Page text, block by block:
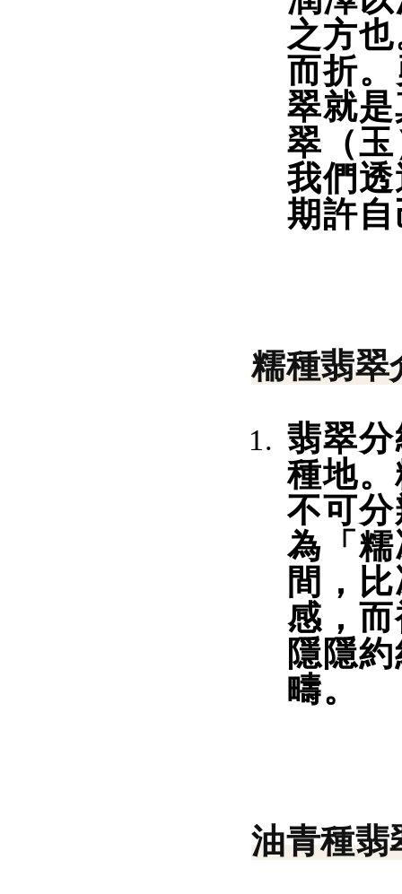
之方
而折
翠就
翠（
我們
期許
糯種翡翠
翡翠
種地
不可
為「
間，
感，
隱隱
疇。
油青種翡